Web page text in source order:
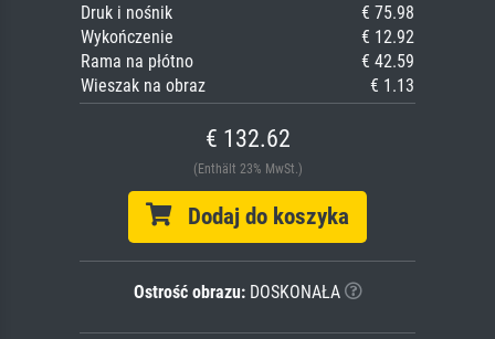
Druk i nośnik
€ 75.98
Wykończenie
€ 12.92
Rama na płótno
€ 42.59
Wieszak na obraz
€ 1.13
€ 132.62
(Enthält 23% MwSt.)
Dodaj do koszyka
Ostrość obrazu:DOSKONAŁA